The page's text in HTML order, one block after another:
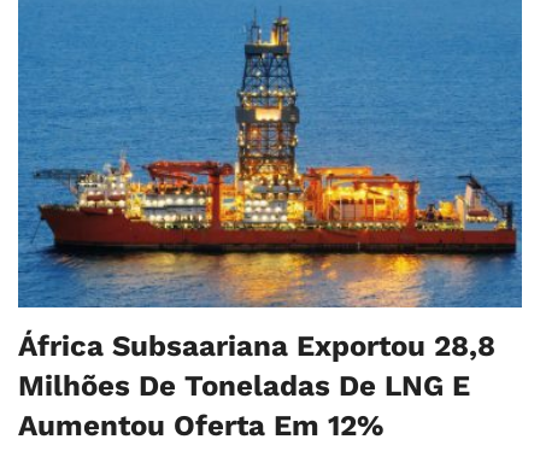
África Subsaariana Exportou 28,8
Milhões De Toneladas De LNG E
Aumentou Oferta Em 12%